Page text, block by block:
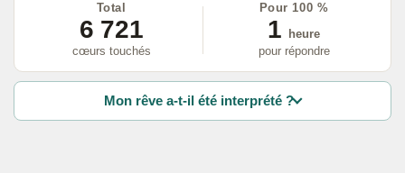
Total
6 721
cœurs touchés
Pour 100 %
1
heure
pour répondre
Mon rêve a-t-il été interprété ?